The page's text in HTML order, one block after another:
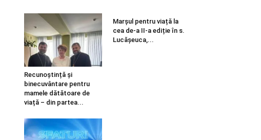
Recunoștință și
binecuvântare pentru
mamele dătătoare de
viață – din partea...
Marșul pentru viață la
cea de-a II-a ediție în s.
Lucășeuca,...